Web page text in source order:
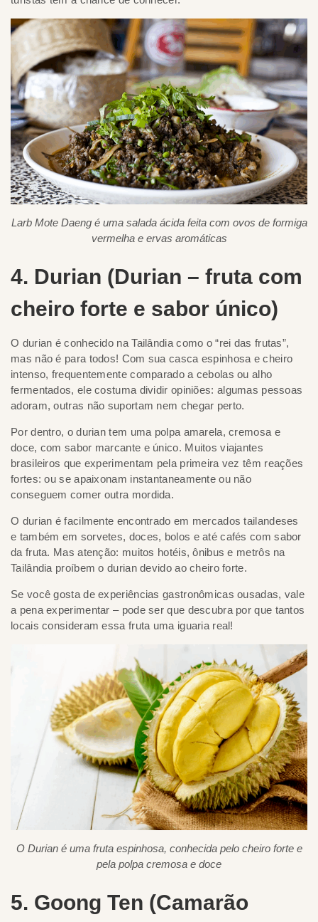
Larb Mote Daeng é uma salada ácida feita com ovos de formiga
vermelha e ervas aromáticas
4. Durian (Durian – fruta com
cheiro forte e sabor único)
O durian é conhecido na Tailândia como o “rei das frutas”,
mas não é para todos! Com sua casca espinhosa e cheiro
intenso, frequentemente comparado a cebolas ou alho
fermentados, ele costuma dividir opiniões: algumas pessoas
adoram, outras não suportam nem chegar perto.
Por dentro, o durian tem uma polpa amarela, cremosa e
doce, com sabor marcante e único. Muitos viajantes
brasileiros que experimentam pela primeira vez têm reações
fortes: ou se apaixonam instantaneamente ou não
conseguem comer outra mordida.
O durian é facilmente encontrado em mercados tailandeses
e também em sorvetes, doces, bolos e até cafés com sabor
da fruta. Mas atenção: muitos hotéis, ônibus e metrôs na
Tailândia proíbem o durian devido ao cheiro forte.
Se você gosta de experiências gastronômicas ousadas, vale
a pena experimentar – pode ser que descubra por que tantos
locais consideram essa fruta uma iguaria real!
O Durian é uma fruta espinhosa, conhecida pelo cheiro forte e
pela polpa cremosa e doce
5. Goong Ten (Camarão